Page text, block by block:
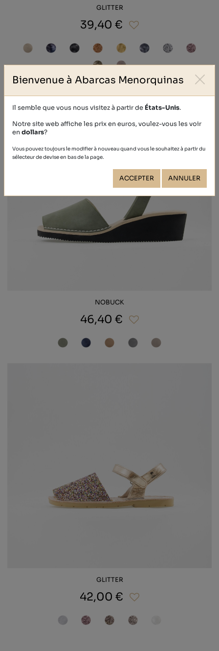
GLITTER
39,40 €
NOBUCK
46,40 €
GLITTER
42,00 €
Bienvenue à Abarcas Menorquinas
Il semble que vous nous visitez à partir de États-Unis.
Notre site web affiche les prix en euros, voulez-vous les voir
endollars?
Vous pouvez toujours le modifier à nouveau quand vous le souhaitez à partir du
sélecteur de devise en bas de la page.
ACCEPTER ANNULER